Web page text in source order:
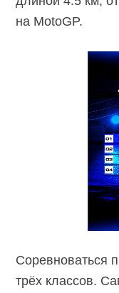
на MotoGP.
Соревноваться
трёх классов.